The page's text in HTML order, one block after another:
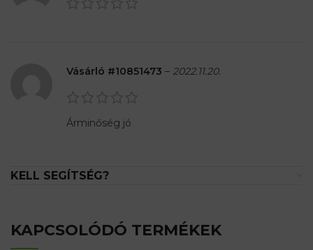
Vásárló #10851473 – 2022.11.20.
Árminőség jó
KELL SEGÍTSÉG?
KAPCSOLÓDÓ TERMÉKEK